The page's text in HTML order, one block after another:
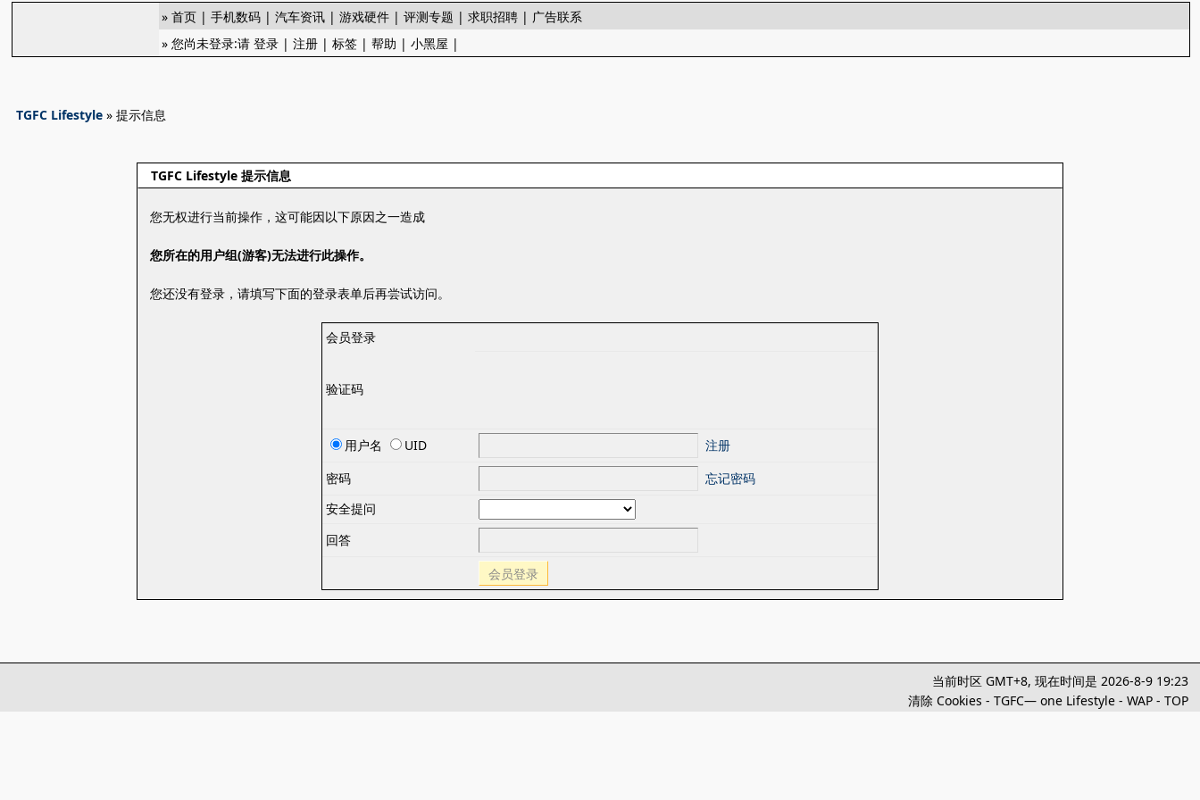
»首页 |手机数码 |汽车资讯 |游戏硬件 |评测专题 |求职招聘 | 广告联系
» 您尚未登录:请登录 |注册 |标签 |帮助 |小黑屋 |
TGFC Lifestyle » 提示信息
TGFC Lifestyle 提示信息
您无权进行当前操作，这可能因以下原因之一造成
您所在的用户组(游客)无法进行此操作。
您还没有登录，请填写下面的登录表单后再尝试访问。
会员登录
验证码
用户名 UID
注册
密码
忘记密码
安全提问
回答
会员登录
当前时区 GMT+8, 现在时间是 2026-8-9 19:23
清除 Cookies - TGFC— one Lifestyle- WAP- TOP